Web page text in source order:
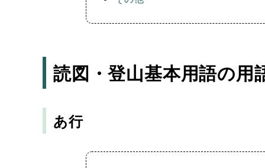
読図・登山基本用語の用
あ行